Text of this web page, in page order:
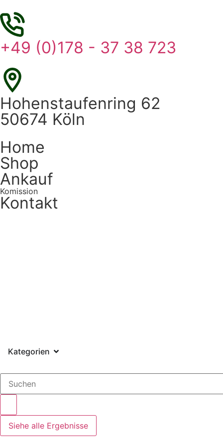
+49 (0)178 - 37 38 723
Hohenstaufenring 62
50674 Köln
Home
Shop
Ankauf
Komission
Kontakt
Kategorien
Siehe alle Ergebnisse